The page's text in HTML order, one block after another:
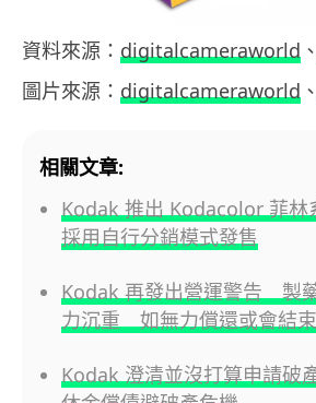
資料來源： digitalcameraworld 、
圖片來源： digitalcameraworld 、
相關文章:
Kodak 推出 Kodacolor 菲
採用自行分銷模式發售
Kodak 再發出營運警告 製
力沉重 如無力償還或會結
Kodak 澄清並沒打算申請